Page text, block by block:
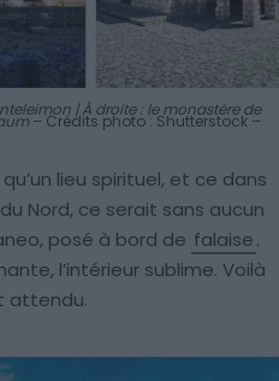
| À droite : le monastère de
– Crédits photo : Shutterstock –
lieu spirituel, et ce dans
Nord, ce serait sans aucun
posé à bord de falaise.
l’intérieur sublime. Voilà
attendu.